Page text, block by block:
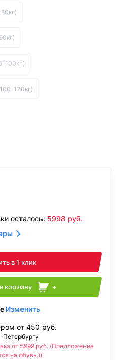
100кг)
120кг)
осталось: 5998 руб.
в 1 клик
корзину +
Изменить
от 450 руб.
Петербургу
от 5999 руб. (Предложение
на обувь.))